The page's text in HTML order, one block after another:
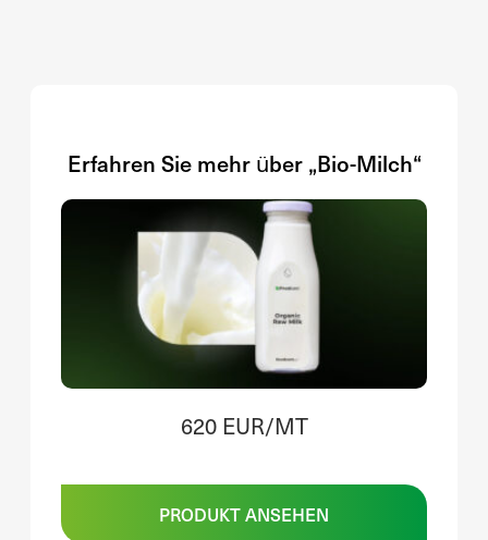
Erfahren Sie mehr über „Bio-Milch“
620 EUR/MT
PRODUKT ANSEHEN